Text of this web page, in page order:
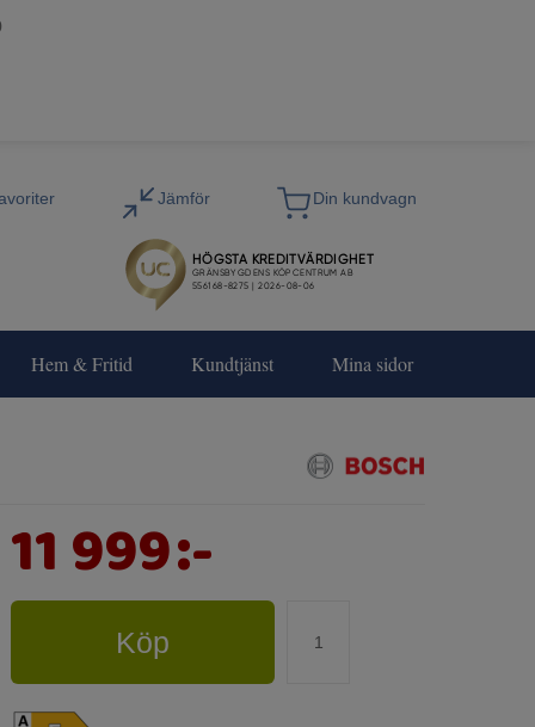
Hem & Fritid Kundtjänst Mina sidor
11 999:-
Köp